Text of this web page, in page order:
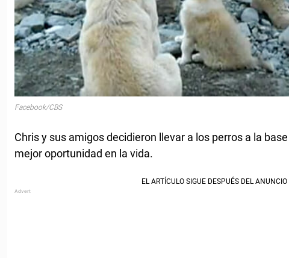
Facebook/CBS
Chris y sus amigos decidieron llevar a los perros a la
mejor oportunidad en la vida.